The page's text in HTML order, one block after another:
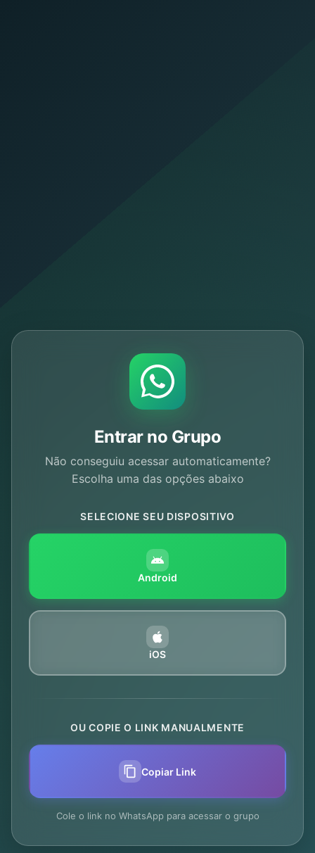
Entrar no Grupo
Não conseguiu acessar automaticamente?
Escolha uma das opções abaixo
SELECIONE SEU DISPOSITIVO
Android
iOS
OU COPIE O LINK MANUALMENTE
Copiar Link
Cole o link no WhatsApp para acessar o grupo